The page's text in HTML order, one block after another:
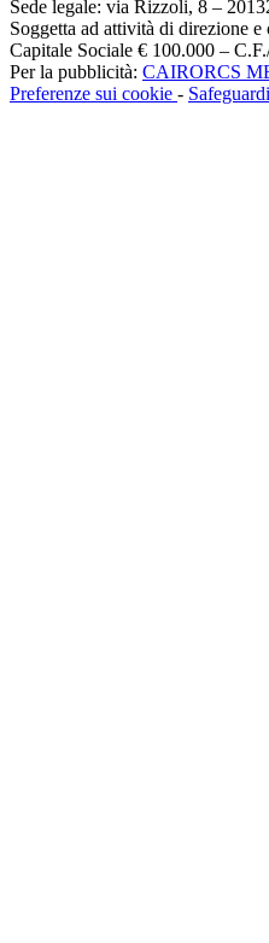
Sede legale: via Rizzoli, 8 –
Soggetta ad attività di direzione
Capitale Sociale € 100.000 –
Per la pubblicità: CAIRORCS
Preferenze sui cookie -